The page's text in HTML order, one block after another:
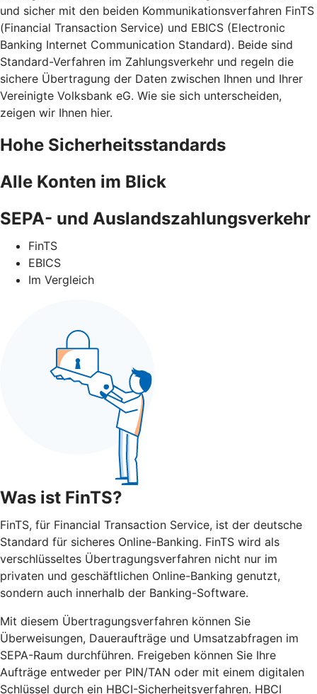
und sicher mit den beiden Kommunikationsverfahren FinTS
(Financial Transaction Service) und EBICS (Electronic
Banking Internet Communication Standard). Beide sind
Standard-Verfahren im Zahlungsverkehr und regeln die
sichere Übertragung der Daten zwischen Ihnen und Ihrer
Vereinigte Volksbank eG. Wie sie sich unterscheiden,
zeigen wir Ihnen hier.
Hohe Sicherheitsstandards
Alle Konten im Blick
SEPA- und Auslandszahlungsverkehr
FinTS
EBICS
Im Vergleich
Was ist FinTS?
FinTS, für Financial Transaction Service, ist der deutsche
Standard für sicheres Online-Banking. FinTS wird als
verschlüsseltes Übertragungsverfahren nicht nur im
privaten und geschäftlichen Online-Banking genutzt,
sondern auch innerhalb der Banking-Software.
Mit diesem Übertragungsverfahren können Sie
Überweisungen, Daueraufträge und Umsatzabfragen im
SEPA-Raum durchführen. Freigeben können Sie Ihre
Aufträge entweder per PIN/TAN oder mit einem digitalen
Schlüssel durch ein HBCI-Sicherheitsverfahren. HBCI